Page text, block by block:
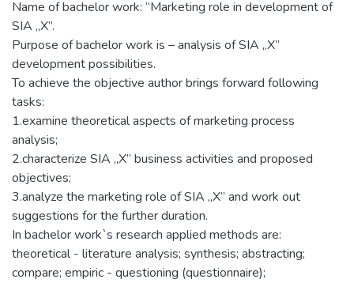
Name of bachelor work: “Marketing role in development of
SIA „X”.
Purpose of bachelor work is – analysis of SIA „X”
development possibilities.
To achieve the objective author brings forward following
tasks:
1.examine theoretical aspects of marketing process
analysis;
2.characterize SIA „X” business activities and proposed
objectives;
3.analyze the marketing role of SIA „X” and work out
suggestions for the further duration.
In bachelor work`s research applied methods are:
theoretical - literature analysis; synthesis; abstracting;
compare; empiric - questioning (questionnaire);